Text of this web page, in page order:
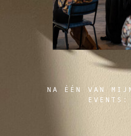
NA ÉÉN VAN
EVENTS: